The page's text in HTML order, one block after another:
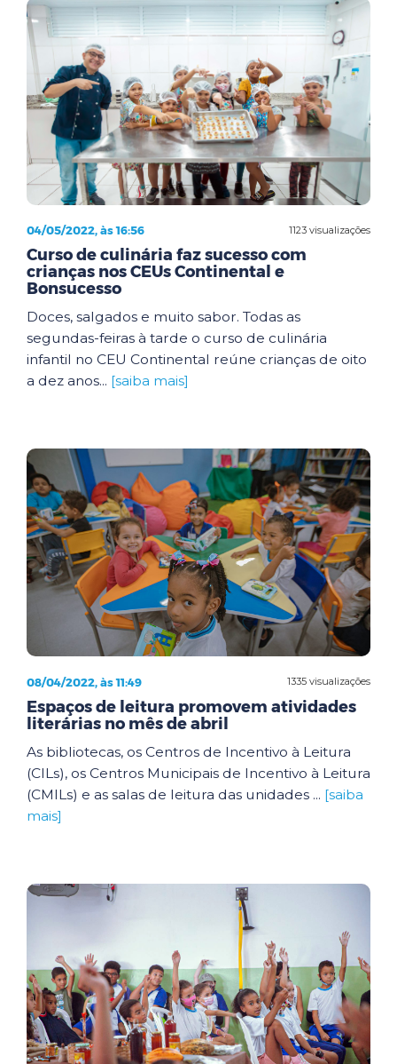
1123 visualizações
04/05/2022, às 16:56
Curso de culinária faz sucesso com
crianças nos CEUs Continental e
Bonsucesso
Doces, salgados e muito sabor. Todas as
segundas-feiras à tarde o curso de culinária
infantil no CEU Continental reúne crianças de oito
a dez anos... [saiba mais]
1335 visualizações
08/04/2022, às 11:49
Espaços de leitura promovem atividades
literárias no mês de abril
As bibliotecas, os Centros de Incentivo à Leitura
(CILs), os Centros Municipais de Incentivo à Leitura
(CMILs) e as salas de leitura das unidades ... [saiba
mais]